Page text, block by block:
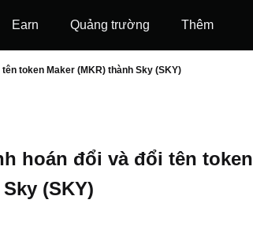
‌Earn Quảng trường Thêm
token Maker (MKR) thành Sky (SKY)
hoán đổi và đổi tên token
(SKY)